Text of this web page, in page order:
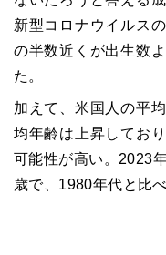
新型コロナウイルス
の半数近くが出生数
た。
加えて、米国人の平
均年齢は上昇してお
可能性が高い。2023
歳で、1980年代と比